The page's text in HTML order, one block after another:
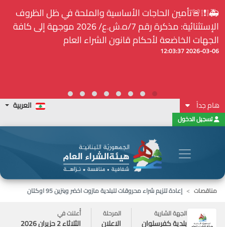
⚠️... ويكون النشر إلزامياً على المنصة الإلكترونيّة المركزيّة
لدى هيئة الشراء العام... الخ. (المادة 109 : الشفافية)
2026-02-24 13:48:11
هام جداً العربية
تسجيل الدخول
مناقصات
إعادة تلزيم شراء محروقات للبلدية مازوت اخضر وبنزين 95 اوكتان
الجهة الشارية
بلدية كفرسلوان
المرحلة
الاعلان
أُعلنت في
الثلاثاء 2 حزيران 2026